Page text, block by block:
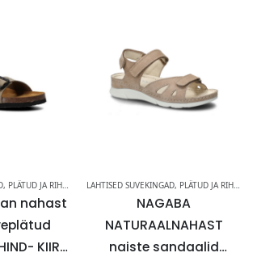
, PLÄTUD JA RIHMIKUD
nahast
KIIRE
LAHTISED SUVEKINGAD, PLÄTUD JA RIHMIKUD
NAGABA
NATURAALNAHAST
naiste sandaalid